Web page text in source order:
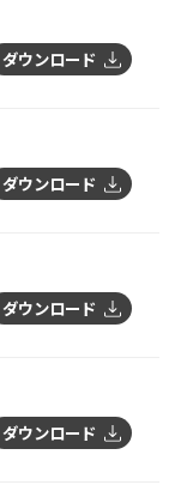
ダウンロード
ダウンロード
ダウンロード
ダウンロード